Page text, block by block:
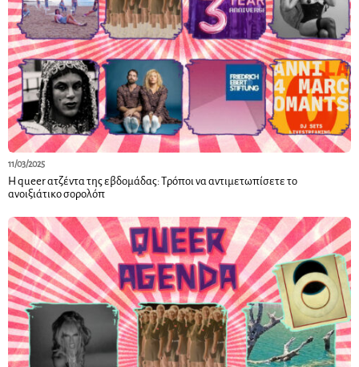
11/03/2025
H queer ατζέντα της εβδομάδας: Τρόποι να αντιμετωπίσετε το
ανοιξιάτικο σορολόπ